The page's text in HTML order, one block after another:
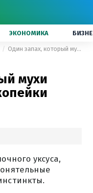
ЭКОНОМИКА
Один запах, который мухи ненавидят: стоит копейки
мухи
уксуса,